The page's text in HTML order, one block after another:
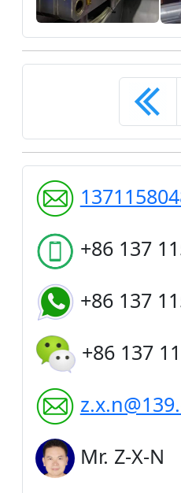
+86 137
+86 137
+86 137
Mr. Z-X-N